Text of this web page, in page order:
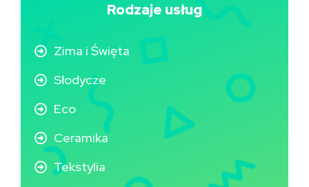
Rodzaje usług
Zima i Święta
Słodycze
Eco
Ceramika
Tekstylia